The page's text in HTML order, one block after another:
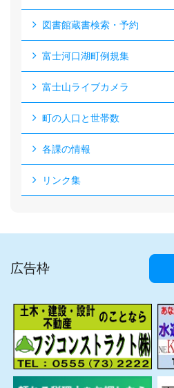
図書館蔵書検索・予約
富士河口湖町例規集
富士山ライブカメラ
町の人口と世帯数
各課の情報
リンク集
広告枠